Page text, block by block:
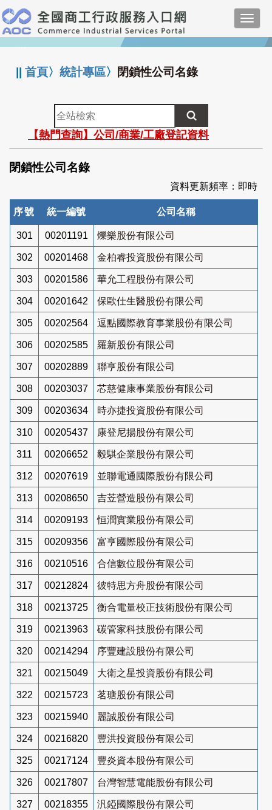
跳
到
主
要
:::
||首頁〉統計專區〉 閉鎖性公司名錄
全
站
檢
索
【熱門查詢】公司/商業/工廠登記資料
閉鎖性公司名錄
資料更新頻率：即時
序號 統一編號 公司名稱
301 00201191 爍樂股份有限公司
302 00201468 金柏睿投資股份有限公司
303 00201586 華允工程股份有限公司
304 00201642 保歐仕生醫股份有限公司
305 00202564 逗點國際教育事業股份有限公司
306 00202585 羅新股份有限公司
307 00202889 聯亨股份有限公司
308 00203037 芯慈健康事業股份有限公司
309 00203634 時亦捷投資股份有限公司
310 00205437 康登尼揚股份有限公司
311 00206652 毅騏企業股份有限公司
312 00207619 並聯電通國際股份有限公司
313 00208650 吉苙營造股份有限公司
314 00209193 恒潤實業股份有限公司
315 00209356 富亨國際股份有限公司
316 00210516 合信數位股份有限公司
317 00212824 彼特思方舟股份有限公司
318 00213725 衡合電量校正技術股份有限公司
319 00213963 碳管家科技股份有限公司
320 00214294 序豐建設股份有限公司
321 00215049 大衛之星投資股份有限公司
322 00215723 茗瑭股份有限公司
323 00215940 麗誠股份有限公司
324 00216820 豐洪投資股份有限公司
325 00217124 豐炎資本股份有限公司
326 00217807 台灣智慧電能股份有限公司
327 00218355 汎錏國際股份有限公司